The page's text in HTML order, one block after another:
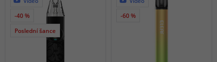
stopky, funkce kalendáře, menu v
českém jazyce včetně výběru
jiných jazyků, kompatibilní se
všemi Xlim cartridgemi.
-40 %
Poslední šance
-60 %